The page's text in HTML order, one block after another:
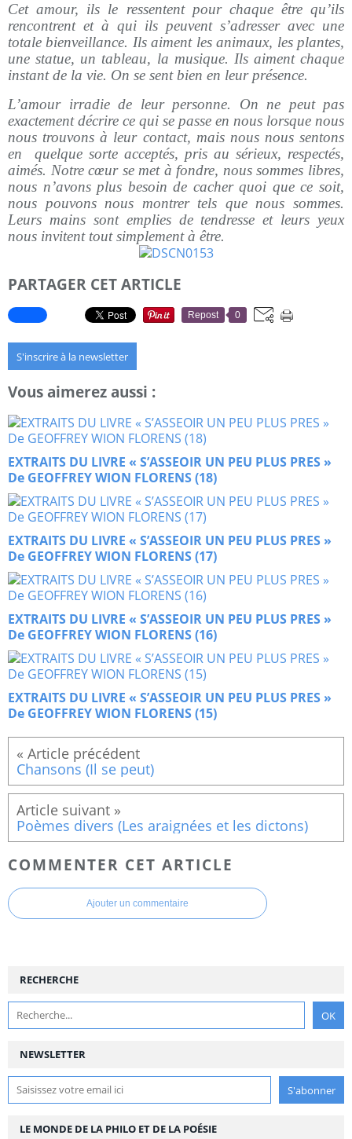
Cet amour, ils le ressentent pour chaque être qu’ils
rencontrent et à qui ils peuvent s’adresser avec une
totale bienveillance. Ils aiment les animaux, les plantes,
une statue, un tableau, la musique. Ils aiment chaque
instant de la vie. On se sent bien en leur présence.
L’amour irradie de leur personne. On ne peut pas
exactement décrire ce qui se passe en nous lorsque nous
nous trouvons à leur contact, mais nous nous sentons
en quelque sorte acceptés, pris au sérieux, respectés,
aimés. Notre cœur se met à fondre, nous sommes libres,
nous n’avons plus besoin de cacher quoi que ce soit,
nous pouvons nous montrer tels que nous sommes.
Leurs mains sont emplies de tendresse et leurs yeux
nous invitent tout simplement à être.
PARTAGER CET ARTICLE
Repost 0
S'inscrire à la newsletter
Vous aimerez aussi :
EXTRAITS DU LIVRE « S’ASSEOIR UN PEU PLUS PRES »
De GEOFFREY WION FLORENS (18)
EXTRAITS DU LIVRE « S’ASSEOIR UN PEU PLUS PRES »
De GEOFFREY WION FLORENS (17)
EXTRAITS DU LIVRE « S’ASSEOIR UN PEU PLUS PRES »
De GEOFFREY WION FLORENS (16)
EXTRAITS DU LIVRE « S’ASSEOIR UN PEU PLUS PRES »
De GEOFFREY WION FLORENS (15)
Chansons (Il se peut)
Poèmes divers (Les araignées et les dictons)
COMMENTER CET ARTICLE
Ajouter un commentaire
NEWSLETTER
RECHERCHE
LE MONDE DE LA PHILO ET DE LA POÉSIE